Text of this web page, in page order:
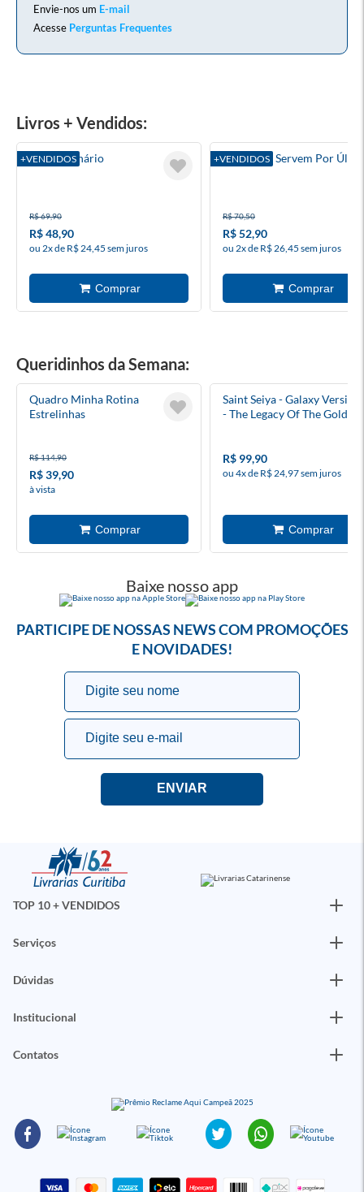
Envie-nos um E-mail
Acesse Perguntas Frequentes
Livros + Vendidos:
+VENDIDOS
Extraordinário
R$ 69,90
R$ 48,90
ou 2x de R$ 24,45 sem juros
+VENDIDOS
Líderes Se Servem Por
R$ 70,50
R$ 52,90
ou 2x de R$ 26,45 sem juros
Queridinhos da Semana:
Quadro Minha Rotina
Estrelinhas
R$ 114,90
R$ 39,90
à vista
Saint Seiya - Galaxy Version
- The Legacy Of The Gold
R$ 99,90
ou 4x de R$ 24,97 sem juros
Baixe nosso app
PARTICIPE DE NOSSAS NEWS COM PROMOÇÕES
E NOVIDADES!
TOP 10 + VENDIDOS
Serviços
Dúvidas
Institucional
Contatos